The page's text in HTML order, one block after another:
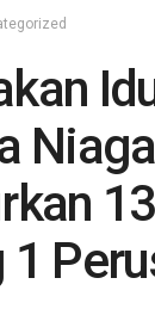
1